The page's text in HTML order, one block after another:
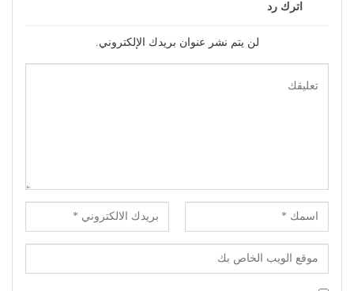
اترك رد
لن يتم نشر عنوان بريدك الإلكتروني.